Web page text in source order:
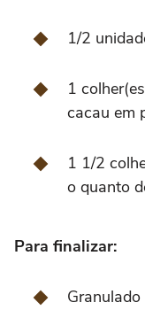
1/2
1
cacau em
1 1/2
o quanto
Para finalizar: